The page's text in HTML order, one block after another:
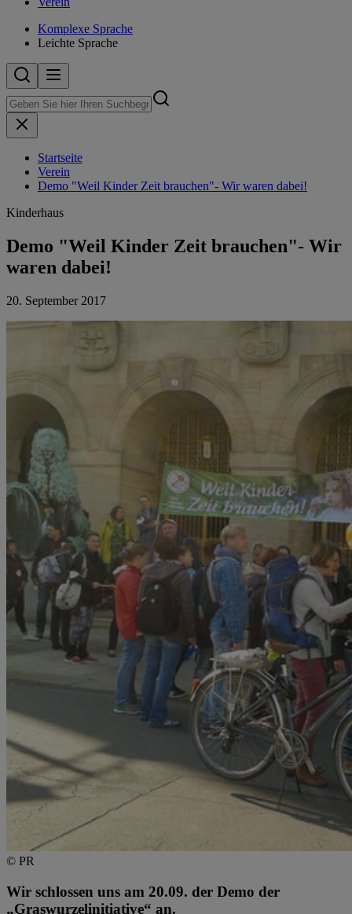
Komplexe Sprache
Leichte Sprache
Startseite
Verein
Demo "Weil Kinder Zeit brauchen"- Wir waren dabei!
Kinderhaus
Demo "Weil Kinder Zeit brauchen"- Wir
waren dabei!
20. September 2017
© PR
Wir schlossen uns am 20.09. der Demo der
„Graswurzelinitiative“ an.